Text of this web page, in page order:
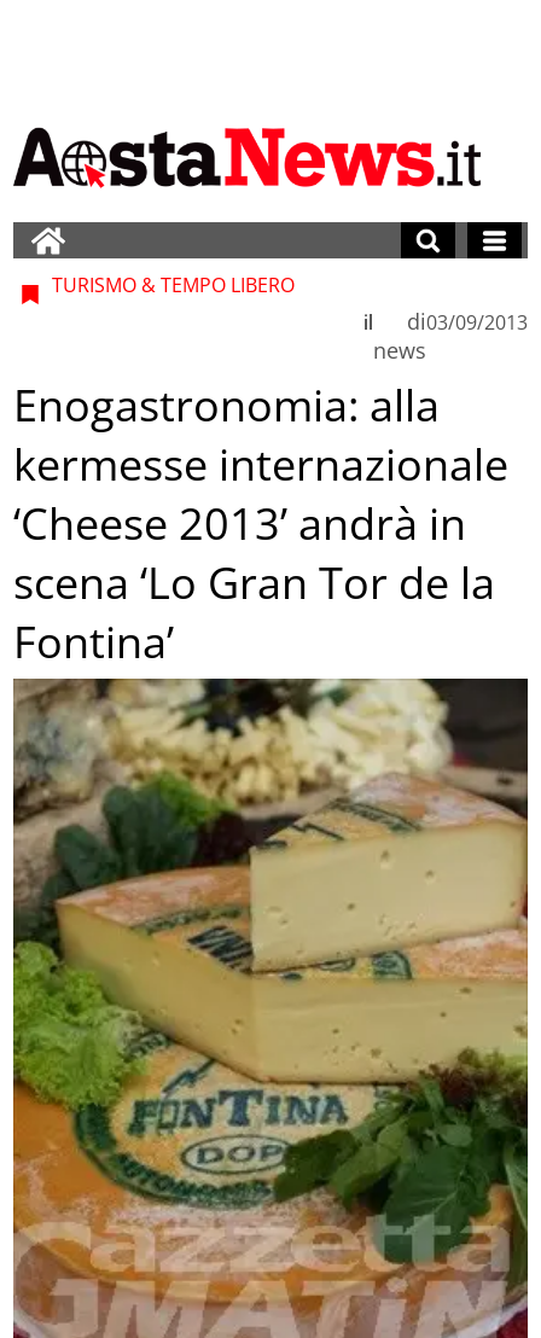
TURISMO & TEMPO LIBERO
di
news
il 03/09/2013
Enogastronomia: alla
kermesse internazionale
‘Cheese 2013’ andrà in
scena ‘Lo Gran Tor de la
Fontina’